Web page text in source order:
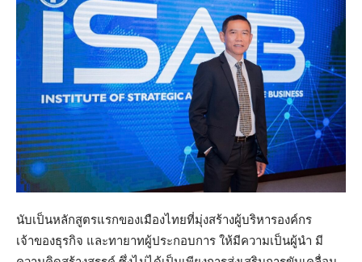
นับเป็นหลักสูตรแรกของเมืองไทยที่มุ่งสร้างผู้บริหารองค์กร
เจ้าของธุรกิจ และทายาทผู้ประกอบการ ให้มีความเป็นผู้นำ มี